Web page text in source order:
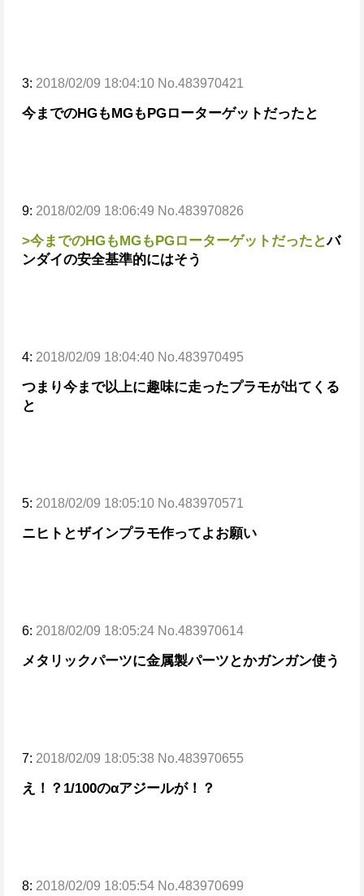
3: 2018/02/09 18:04:10 No.483970421
今までのHGもMGもPGローターゲットだったと
9: 2018/02/09 18:06:49 No.483970826
>今までのHGもMGもPGローターゲットだったとバ
ンダイの安全基準的にはそう
4: 2018/02/09 18:04:40 No.483970495
つまり今まで以上に趣味に走ったプラモが出てくる
と
5: 2018/02/09 18:05:10 No.483970571
ニヒトとザインプラモ作ってよお願い
6: 2018/02/09 18:05:24 No.483970614
メタリックパーツに金属製パーツとかガンガン使う
7: 2018/02/09 18:05:38 No.483970655
え！？1/100のαアジールが！？
8: 2018/02/09 18:05:54 No.483970699